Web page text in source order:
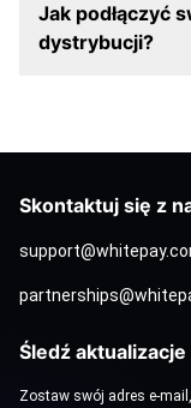
Jak podłączyć
dystrybucji?
Skontaktuj się z
Śledź aktualizacje
Zostaw swój adres e-